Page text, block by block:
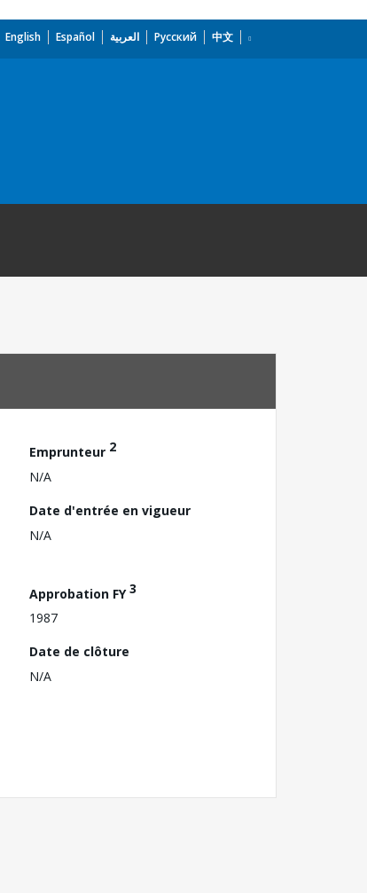
English Español العربية Русский 中文
Emprunteur 2
N/A
Date d'entrée en vigueur
N/A
Approbation FY3
1987
Date de clôture
N/A